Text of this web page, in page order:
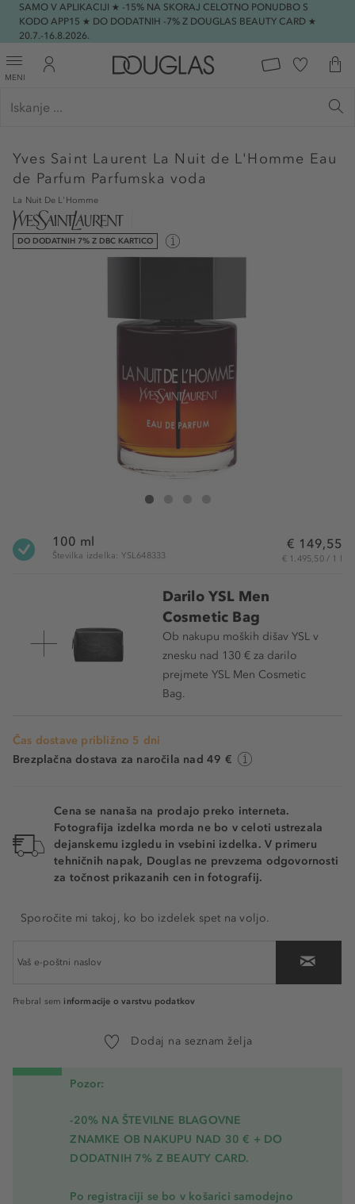
SAMO V APLIKACIJI ★ -15% NA SKORAJ CELOTNO PONUDBO S
KODO APP15 ★ DO DODATNIH -7% Z DOUGLAS BEAUTY CARD ★
20.7.-16.8.2026.
MENI
Yves Saint Laurent La Nuit de L'Homme Eau
de Parfum Parfumska voda
La Nuit De L'Homme
DO DODATNIH 7% Z DBC KARTICO
Yves Saint Laurent La Nuit de L'Homme Eau de Parfum
100 ml
Številka izdelka: YSL648333
€ 149,55
€ 1.495,50 / 1 l
Darilo YSL Men
Cosmetic Bag
Ob nakupu moških dišav YSL v
znesku nad 130 € za darilo
prejmete YSL Men Cosmetic
Bag.
Čas dostave približno 5 dni
Brezplačna dostava za naročila nad 49 €
Cena se nanaša na prodajo preko interneta.
Fotografija izdelka morda ne bo v celoti ustrezala
dejanskemu izgledu in vsebini izdelka. V primeru
tehničnih napak, Douglas ne prevzema odgovornosti
za točnost prikazanih cen in fotografij.
Sporočite mi takoj, ko bo izdelek spet na voljo.
Prebral sem informacije o varstvu podatkov
Dodaj na seznam želja
Pozor:
-20% NA ŠTEVILNE BLAGOVNE
ZNAMKE OB NAKUPU NAD 30 € + DO
DODATNIH 7% Z BEAUTY CARD.
Po registraciji se bo v košarici samodejno